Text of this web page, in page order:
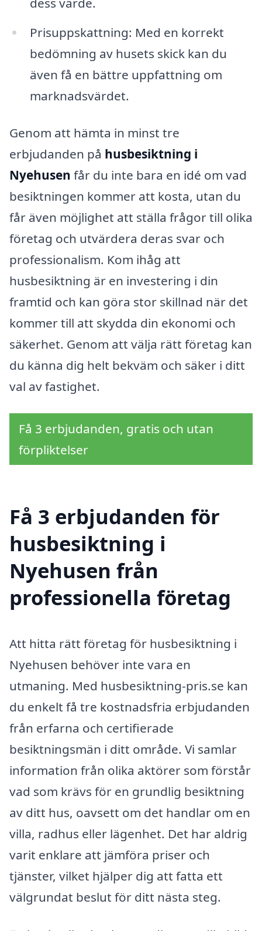
Prisuppskattning: Med en korrekt
bedömning av husets skick kan du
även få en bättre uppfattning om
marknadsvärdet.
Genom att hämta in minst tre
erbjudanden på husbesiktning i
Nyehusen får du inte bara en idé om vad
besiktningen kommer att kosta, utan du
får även möjlighet att ställa frågor till olika
företag och utvärdera deras svar och
professionalism. Kom ihåg att
husbesiktning är en investering i din
framtid och kan göra stor skillnad när det
kommer till att skydda din ekonomi och
säkerhet. Genom att välja rätt företag kan
du känna dig helt bekväm och säker i ditt
val av fastighet.
Få 3 erbjudanden, gratis och utan
förpliktelser
Få 3 erbjudanden för
husbesiktning i
Nyehusen från
professionella företag
Att hitta rätt företag för husbesiktning i
Nyehusen behöver inte vara en
utmaning. Med husbesiktning-pris.se kan
du enkelt få tre kostnadsfria erbjudanden
från erfarna och certifierade
besiktningsmän i ditt område. Vi samlar
information från olika aktörer som förstår
vad som krävs för en grundlig besiktning
av ditt hus, oavsett om det handlar om en
villa, radhus eller lägenhet. Det har aldrig
varit enklare att jämföra priser och
tjänster, vilket hjälper dig att fatta ett
välgrundat beslut för ditt nästa steg.